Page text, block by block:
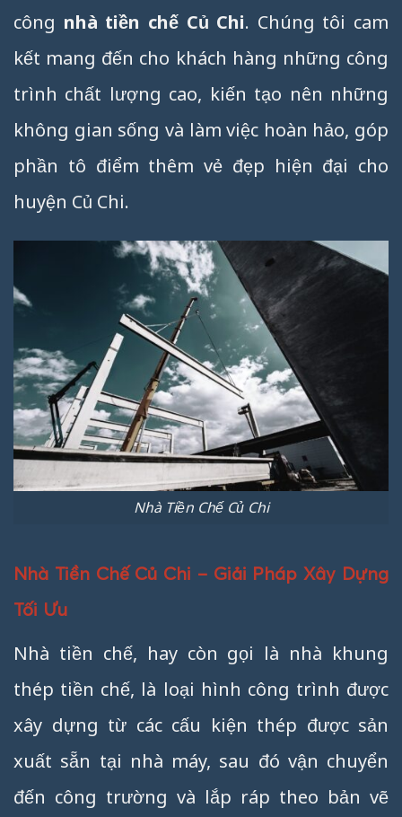
công nhà tiền chế Củ Chi. Chúng tôi cam
kết mang đến cho khách hàng những công
trình chất lượng cao, kiến tạo nên những
không gian sống và làm việc hoàn hảo, góp
phần tô điểm thêm vẻ đẹp hiện đại cho
huyện Củ Chi.
Nhà Tiền Chế Củ Chi
Nhà Tiền Chế Củ Chi – Giải Pháp Xây Dựng
Tối Ưu
Nhà tiền chế, hay còn gọi là nhà khung
thép tiền chế, là loại hình công trình được
xây dựng từ các cấu kiện thép được sản
xuất sẵn tại nhà máy, sau đó vận chuyển
đến công trường và lắp ráp theo bản vẽ